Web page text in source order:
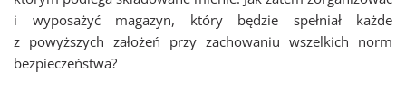
i wyposażyć magazyn, który będzie spełniał każde
z powyższych założeń przy zachowaniu wszelkich norm
bezpieczeństwa?